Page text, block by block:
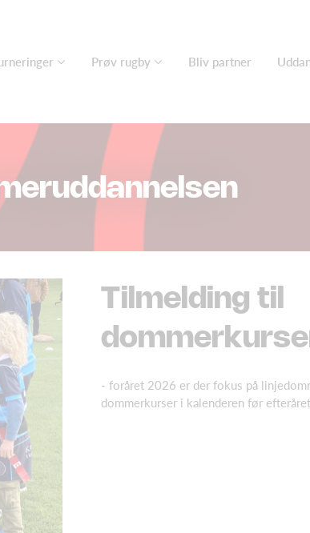
Prøv rugby Bliv partner
Tilmelding til
- foråret 2026 er der fokus på
dommerkurser i kalenderen før efteråret